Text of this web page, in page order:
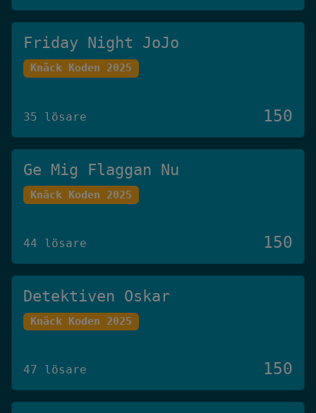
Friday Night JoJo
Knäck Koden 2025
35 lösare 150
Ge Mig Flaggan Nu
Knäck Koden 2025
44 lösare 150
Detektiven Oskar
Knäck Koden 2025
47 lösare 150